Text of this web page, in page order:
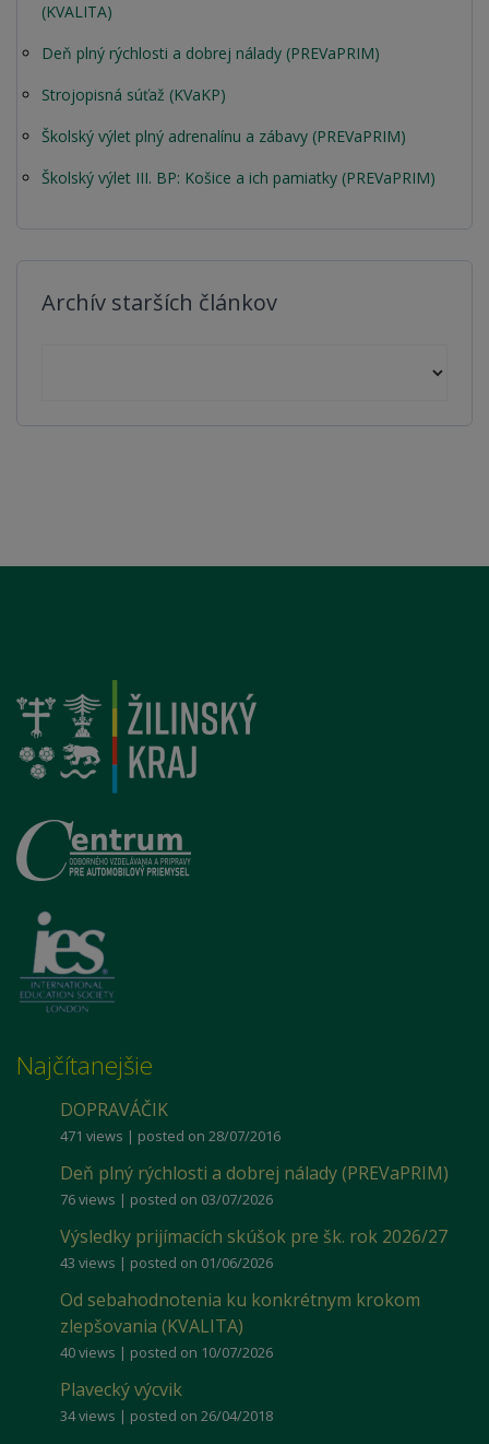
(KVALITA)
Deň plný rýchlosti a dobrej nálady (PREVaPRIM)
Strojopisná súťaž (KVaKP)
Školský výlet plný adrenalínu a zábavy (PREVaPRIM)
Školský výlet III. BP: Košice a ich pamiatky (PREVaPRIM)
Archív starších článkov
Najčítanejšie
DOPRAVÁČIK
471 views | posted on 28/07/2016
Deň plný rýchlosti a dobrej nálady (PREVaPRIM)
76 views | posted on 03/07/2026
Výsledky prijímacích skúšok pre šk. rok 2026/27
43 views | posted on 01/06/2026
Od sebahodnotenia ku konkrétnym krokom
zlepšovania (KVALITA)
40 views | posted on 10/07/2026
Plavecký výcvik
34 views | posted on 26/04/2018